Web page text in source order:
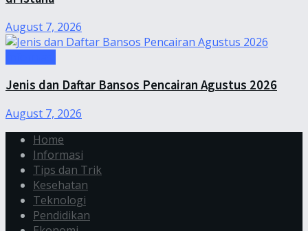
August 7, 2026
Jenis dan Daftar Bansos Pencairan Agustus 2026
August 7, 2026
Home
Informasi
Tips dan Trik
Kesehatan
Teknologi
Pendidikan